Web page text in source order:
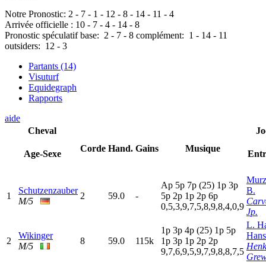
Notre Pronostic: 2 - 7 - 1 - 12 - 8 - 14 - 11 - 4
Arrivée officielle : 10 - 7 - 4 - 14 - 8
Pronostic spéculatif base: 2 - 7 - 8 complément: 1 - 14 - 11
outsiders: 12 - 3
Partants (14)
Visuturf
Equidegraph
Rapports
aide
Cheval
Age-Sexe
Corde Hand. Gains Musique
1
Schutzenzauber
M/5
2 59.0 -
Ap 5p 7p (25) 1p 3p
5p 2p 1p 2p 6p
0,5,3,9,7,5,8,9,8,4,0,9
B.
Jp.
2
Wikinger
M/5
8 59.0 115k
1p 3p 4p (25) 1p 5p
1p 3p 1p 2p 2p
9,7,6,9,5,9,7,9,8,8,7,5
L.
Henk